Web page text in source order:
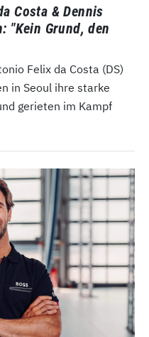
Costa & Dennis
"Kein Grund, den
Felix da Costa (DS)
in Seoul ihre starke
gerieten im Kampf